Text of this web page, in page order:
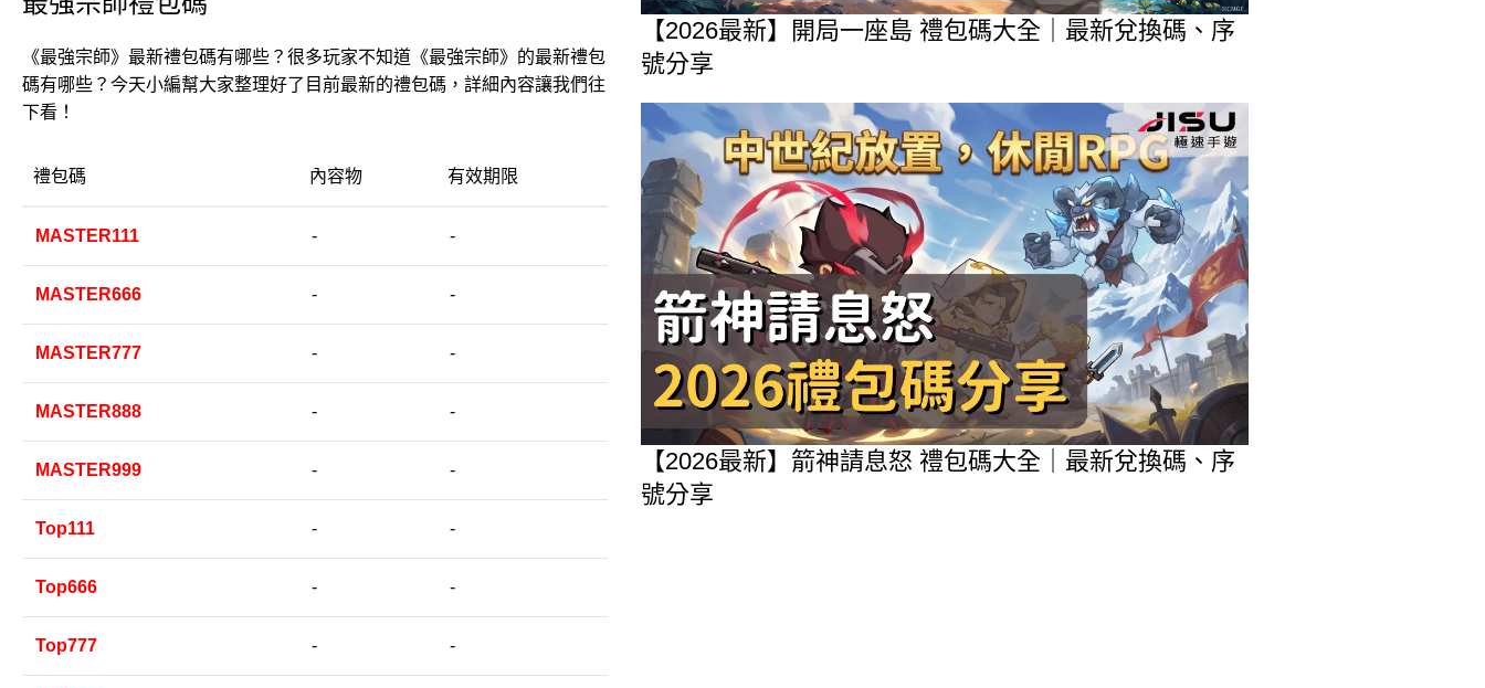
《最強宗師》最新禮包碼有哪些？很多玩家不知道《最強宗師》的最新禮包
碼有哪些？今天小編幫大家整理好了目前最新的禮包碼，詳細內容讓我們往
下看！
禮包碼 內容物 有效期限
MASTER111 - -
MASTER666 - -
MASTER777 - -
MASTER888 - -
MASTER999 - -
Top111 - -
Top666 - -
Top777 - -
【2026最新】開局一座島 禮包碼大全｜最新兌換碼、序
號分享
【2026最新】箭神請息怒 禮包碼大全｜最新兌換碼、序
號分享